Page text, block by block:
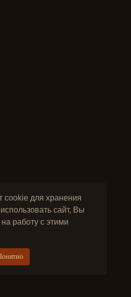
cookie для хранения
сайт, Вы
работу с этими